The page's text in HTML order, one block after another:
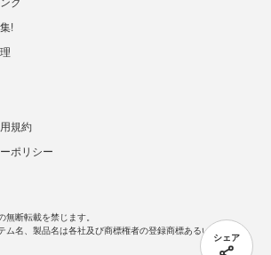
シェア
!
規約
ポリシー
断転載を禁じます。
ム名、製品名は各社及び商標権者の登録商標あるいは商標で